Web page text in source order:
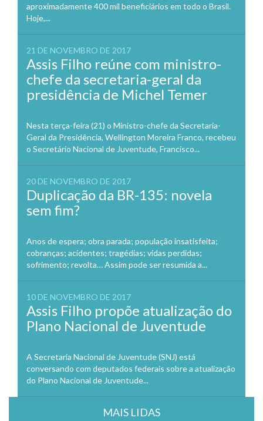
aproximadamente 400 mil beneficiários em todo o Brasil.
Hoje,...
21 DE NOVEMBRO DE 2017
Assis Filho reúne com ministro-
chefe da secretaria-geral da
presidência de Michel Temer
Nesta terça-feira (21) o Ministro-chefe da Secretaria-
Geral da Presidência, Wellington Moreira Franco, recebeu
o Secretário Nacional de Juventude, Francisco...
20 DE NOVEMBRO DE 2017
Duplicação da BR-135: novela
sem fim?
Anos de espera; obra parada; população insatisfeita;
cobranças; acidentes; tragédias; vidas perdidas;
sofrimento; revolta… Assim pode ser resumida a...
10 DE NOVEMBRO DE 2017
Assis Filho propõe atualização do
Plano Nacional de Juventude
A Secretaria Nacional de Juventude (SNJ) está
conversando com deputados federais sobre a atualização
do Plano Nacional de Juventude...
MAIS LIDAS